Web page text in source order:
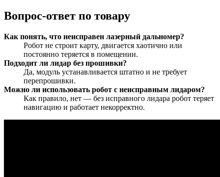
Вопрос-ответ по товару
Как понять, что неисправен лазерный дальномер?
Робот не строит карту, двигается хаотично или
постоянно теряется в помещении.
Подходит ли лидар без прошивки?
Да, модуль устанавливается штатно и не требует
перепрошивки.
Можно ли использовать робот с неисправным лидаром?
Как правило, нет — без исправного лидара робот теряет
навигацию и работает некорректно.